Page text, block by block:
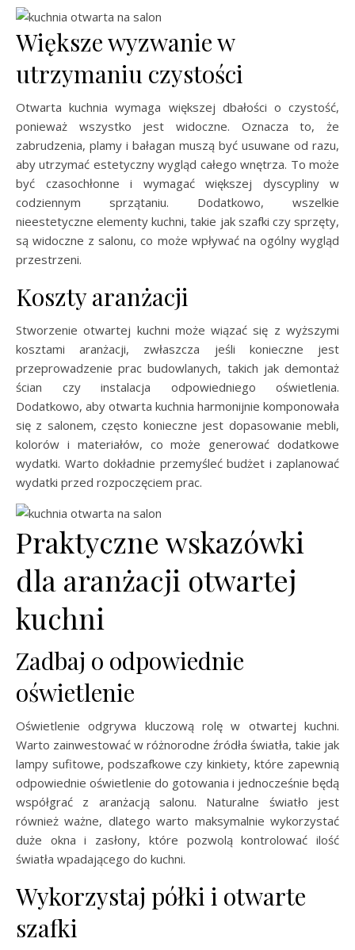
Większe wyzwanie w
utrzymaniu czystości
Otwarta kuchnia wymaga większej dbałości o czystość,
ponieważ wszystko jest widoczne. Oznacza to, że
zabrudzenia, plamy i bałagan muszą być usuwane od razu,
aby utrzymać estetyczny wygląd całego wnętrza. To może
być czasochłonne i wymagać większej dyscypliny w
codziennym sprzątaniu. Dodatkowo, wszelkie
nieestetyczne elementy kuchni, takie jak szafki czy sprzęty,
są widoczne z salonu, co może wpływać na ogólny wygląd
przestrzeni.
Koszty aranżacji
Stworzenie otwartej kuchni może wiązać się z wyższymi
kosztami aranżacji, zwłaszcza jeśli konieczne jest
przeprowadzenie prac budowlanych, takich jak demontaż
ścian czy instalacja odpowiedniego oświetlenia.
Dodatkowo, aby otwarta kuchnia harmonijnie komponowała
się z salonem, często konieczne jest dopasowanie mebli,
kolorów i materiałów, co może generować dodatkowe
wydatki. Warto dokładnie przemyśleć budżet i zaplanować
wydatki przed rozpoczęciem prac.
Praktyczne wskazówki
dla aranżacji otwartej
kuchni
Zadbaj o odpowiednie
oświetlenie
Oświetlenie odgrywa kluczową rolę w otwartej kuchni.
Warto zainwestować w różnorodne źródła światła, takie jak
lampy sufitowe, podszafkowe czy kinkiety, które zapewnią
odpowiednie oświetlenie do gotowania i jednocześnie będą
współgrać z aranżacją salonu. Naturalne światło jest
również ważne, dlatego warto maksymalnie wykorzystać
duże okna i zasłony, które pozwolą kontrolować ilość
światła wpadającego do kuchni.
Wykorzystaj półki i otwarte
szafki